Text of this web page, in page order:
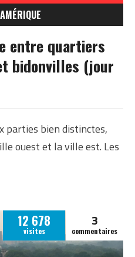
AMÉRIQUE
VENEZUELA
entre quartiers
bidonvilles (jour
parties bien distinctes,
ouest et la ville est. Les
12 678
visites
3
commentaires